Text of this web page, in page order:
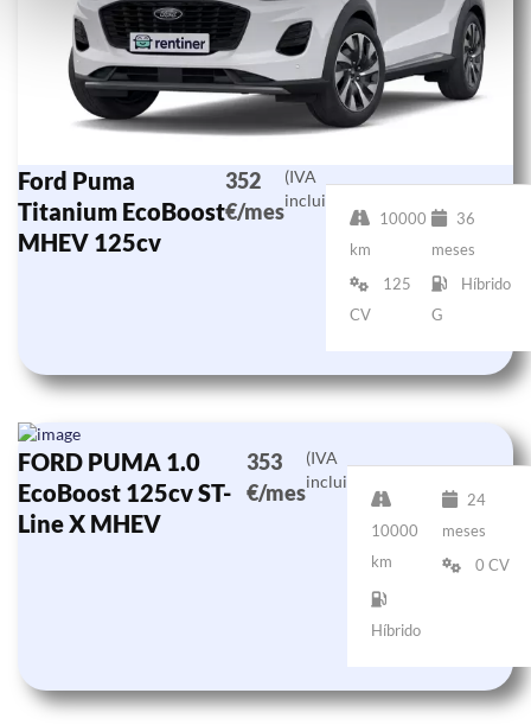
Ford Puma
Titanium EcoBoost
MHEV 125cv
352
€/mes
(IVA
incluido)
10000
km
36
meses
125
CV
Híbrido
G
FORD PUMA 1.0
EcoBoost 125cv ST-
Line X MHEV
353
€/mes
(IVA
incluido)
10000
km
24
meses
0 CV
Híbrido